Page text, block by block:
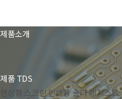
제품소개
제품 TDS
현상형 스크린 인쇄용 솔더 레지스트